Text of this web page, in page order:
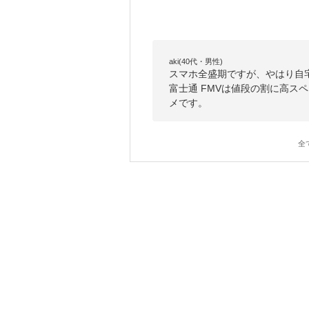
aki(40代・男性)
スマホ全盛期ですが、やはり
富士通 FMVは値段の割に高ス
メです。
全